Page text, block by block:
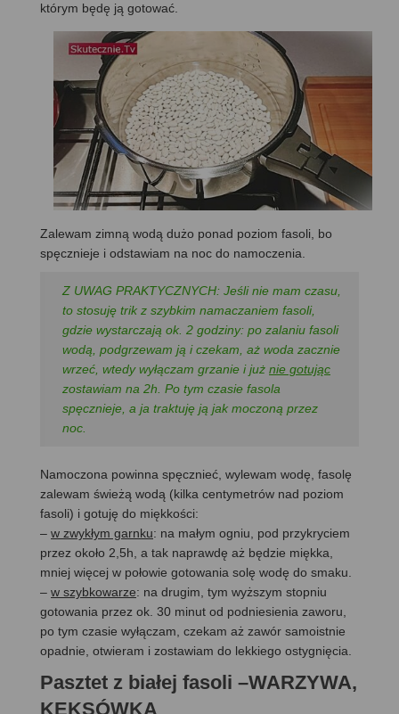
którym będę ją gotować.
Zalewam zimną wodą dużo ponad poziom fasoli, bo
spęcznieje i odstawiam na noc do namoczenia.
Z UWAG PRAKTYCZNYCH: Jeśli nie mam czasu,
to stosuję trik z szybkim namaczaniem fasoli,
gdzie wystarczają ok. 2 godziny: po zalaniu fasoli
wodą, podgrzewam ją i czekam, aż woda zacznie
wrzeć, wtedy wyłączam grzanie i już nie gotując
zostawiam na 2h. Po tym czasie fasola
spęcznieje, a ja traktuję ją jak moczoną przez
noc.
Namoczona powinna spęcznieć, wylewam wodę, fasolę
zalewam świeżą wodą (kilka centymetrów nad poziom
fasoli) i gotuję do miękkości:
– w zwykłym garnku: na małym ogniu, pod przykryciem
przez około 2,5h, a tak naprawdę aż będzie miękka,
mniej więcej w połowie gotowania solę wodę do smaku.
– w szybkowarze: na drugim, tym wyższym stopniu
gotowania przez ok. 30 minut od podniesienia zaworu,
po tym czasie wyłączam, czekam aż zawór samoistnie
opadnie, otwieram i zostawiam do lekkiego ostygnięcia.
Pasztet z białej fasoli –WARZYWA,
KEKSÓWKA